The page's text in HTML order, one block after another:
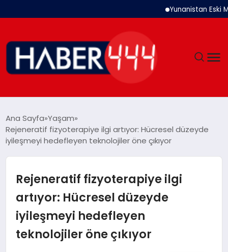
Yunanistan Eski
SIYASET
EKONOMI
SPOR
Ana Sayfa Yaşam
Rejeneratif fizyoterapiye ilgi artıyor: Hücresel düzeyde
iyileşmeyi hedefleyen teknolojiler öne çıkıyor
Rejeneratif fizyoterapiye ilgi
artıyor: Hücresel düzeyde
iyileşmeyi hedefleyen
teknolojiler öne çıkıyor